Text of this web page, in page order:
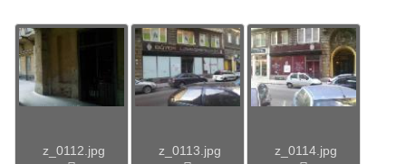
z_0112.jpg z_0113.jpg z_0114.jpg